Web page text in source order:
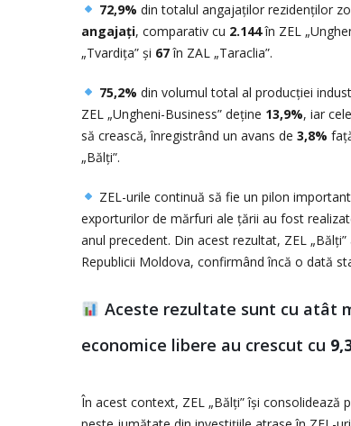
72,9% din totalul angajaților rezidenților
angajați, comparativ cu 2.144în ZEL
„Tvardița” și 67în ZAL „Taraclia”.
75,2% din volumul total al producției
ZEL „Ungheni-Business” deține 13,9%, iar
să crească, înregistrând un avans de 3,8%
„Bălți”.
ZEL-urile continuă să fie un pilon
exporturilor de mărfuri ale țării au fost
anul precedent. Din acest rezultat, ZEL
Republicii Moldova, confirmând încă o dată
Aceste rezultate sunt cu atât
economice libere au crescut cu
În acest context, ZEL „Bălți” își